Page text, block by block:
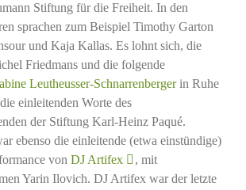
Stiftung für die Freiheit. In den
sprachen zum Beispiel Timothy Garton
und Kaja Kallas. Es lohnt sich, die
Friedmans und die folgende
Leutheusser-Schnarrenbergerin Ruhe
einleitenden Worte des
der Stiftung Karl-Heinz Paqué.
ebenso die einleitende (etwa einstündige)
von DJ Artifex
, mit
Yarin Ilovich. DJ Artifex war der letzte